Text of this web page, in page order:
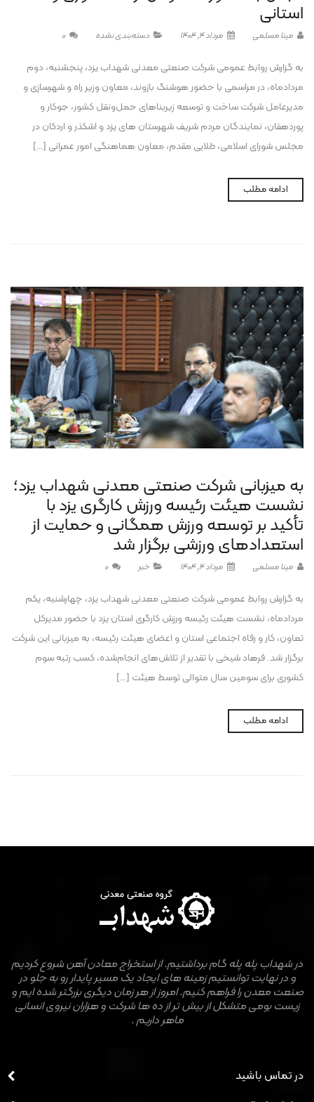
استانی
مینا مسلمی مرداد 4, 1404 دسته‌بندی نشده 0
به گزارش روابط عمومی شرکت صنعتی معدنی شهداب یزد، پنجشنبه، دوم
مردادماه، در مراسمی با حضور هوشنگ بازوند، معاون وزیر راه و شهرسازی و
مدیرعامل شرکت ساخت و توسعه زیربناهای حمل‌ونقل کشور، جوکار و
پوردهقان، نمایندگان مردم شریف شهرستان های یزد و اشکذر و اردکان در
مجلس شورای اسلامی، طلایی مقدم، معاون هماهنگی امور عمرانی […]
ادامه مطلب
به میزبانی شرکت صنعتی معدنی شهداب یزد؛
نشست هیئت رئیسه ورزش کارگری یزد با
تأکید بر توسعه ورزش همگانی و حمایت از
استعدادهای ورزشی برگزار شد
مینا مسلمی مرداد 4, 1404 خبر 0
به گزارش روابط عمومی شرکت صنعتی معدنی شهداب یزد، چهارشنبه، یکم
مردادماه، نشست هیئت رئیسه ورزش کارگری استان یزد با حضور مدیرکل
تعاون، کار و رفاه اجتماعی استان و اعضای هیئت رئیسه، به میزبانی این شرکت
برگزار شد. فرهاد شیخی با تقدیر از تلاش‌های انجام‌شده، کسب رتبه سوم
کشوری برای سومین سال متوالی توسط هیئت […]
ادامه مطلب
در شهداب پله پله گام برداشتیم. از استخراج معادن آهن شروع کردیم
و در نهایت توانستیم زمینه های ایجاد یک مسیر پایدار رو به جلو در
صنعت معدن را فراهم کنیم. امروز از هر زمان دیگری بزرگتر شده ایم و
زیست بومی متشکل از بیش تر از ده ها شرکت و هزاران نیروی انسانی
ماهر داریم .
در تماس باشید